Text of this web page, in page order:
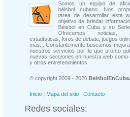
Somos un equipo de
béisbol cubano. Nos
tarea de desarrollar esta
objetivo de brindar
Béisbol en Cuba y su Serie
Ofrecemos noticias,
estadísticas, foros de debate, juegos
más... Constantemente buscamos
nuestros servicios por lo que pronto
nuevas secciones en nuestra web como
y otros entretenimientos.
© copyright 2009 - 2026
Inicio | Mapa del sitio | Contacto
Redes sociales: